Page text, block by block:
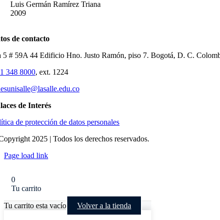
Luis Germán Ramírez Triana
2009
de contacto
5 # 59A 44 Edificio Hno. Justo Ramón, piso 7. Bogotá, D. C.
348 8000, ext. 1224
de Interés
de protección de datos personales
2025 | Todos los derechos reservados.
Page load link
0
Tu carrito
Tu carrito esta vacío Volver a la tienda